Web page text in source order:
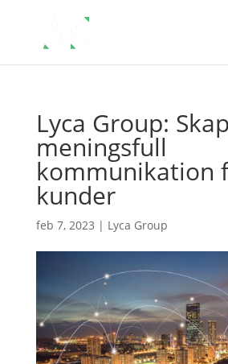
Lyca Group:
meningsfull
kommunikation
kunder
feb 7, 2023 | Lyca Group